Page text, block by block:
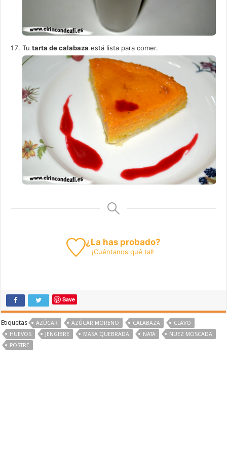
Tutarta de calabaza está lista para comer.
¿La has probado?
¡Cuéntanos qué tal!
Save
Etiquetas AZÚCAR AZÚCAR MORENO CALABAZA
CLAVO
HUEVOS
JENGIBRE MASA QUEBRADA NATA
NUEZ MOSCADA
POSTRE